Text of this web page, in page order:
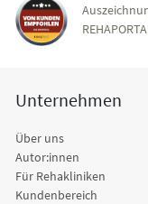
Unternehmen
Über uns
Autor:innen
Für Rehakliniken
Kundenbereich